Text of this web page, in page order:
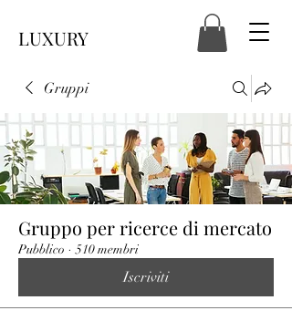
LUXURY
Gruppi
Gruppo per ricerce di mercato
Pubblico · 510 membri
Iscriviti